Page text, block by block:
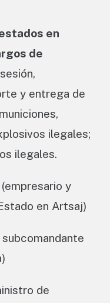
en
de
y entrega de
ilegales;
ilegales.
(empresario y
en Artsaj)
subcomandante
de